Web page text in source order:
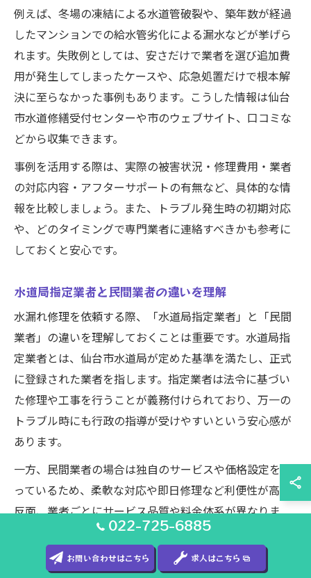
例えば、冬場の凍結による水道管破裂や、築年数が経過
したマンションでの給水管劣化による漏水などが挙げら
れます。失敗例としては、安さだけで業者を選び追加費
用が発生してしまったケースや、応急処置だけで根本解
決に至らなかった事例もあります。こうした情報は仙台
市水道修繕受付センターや市のウェブサイト、口コミな
どから収集できます。
事例を活用する際は、実際の被害状況・修理費用・業者
の対応内容・アフターサポートの有無など、具体的な情
報を比較しましょう。また、トラブル発生時の初期対応
や、どのタイミングで専門業者に連絡すべきかも参考に
しておくと安心です。
水道局指定業者と民間業者の違いを理解
水漏れ修理を依頼する際、「水道局指定業者」と「民間
業者」の違いを理解しておくことは重要です。水道局指
定業者とは、仙台市水道局が定めた基準を満たし、正式
に登録された業者を指します。指定業者は法令に基づい
た修理や工事を行うことが義務付けられており、万一の
トラブル時にも行政の指導が受けやすいという安心感が
あります。
一方、民間業者の場合は独自のサービスや価格設定を行
っているため、柔軟な対応や即日修理など利便性が高い
反面、業者ごとにサービス品質や料金体系が異なりま
す。特に「悪質業者一覧」などで指摘されるような、過
剰請求や不十分な説明などのトラブルに注意が必要で
022-725-6885
お問い合わせはこちら 求人はこちら